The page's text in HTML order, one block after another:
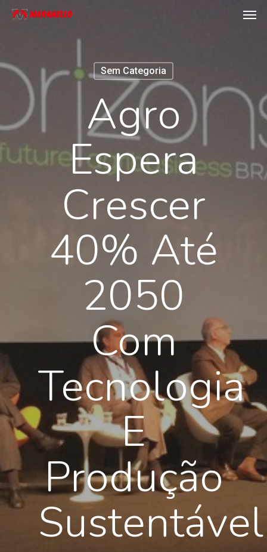
Skip
content
Sem Categoria
Agro
Espera
Crescer
40% Até
2050
Com
Tecnologia
E
Produção
Sustentável